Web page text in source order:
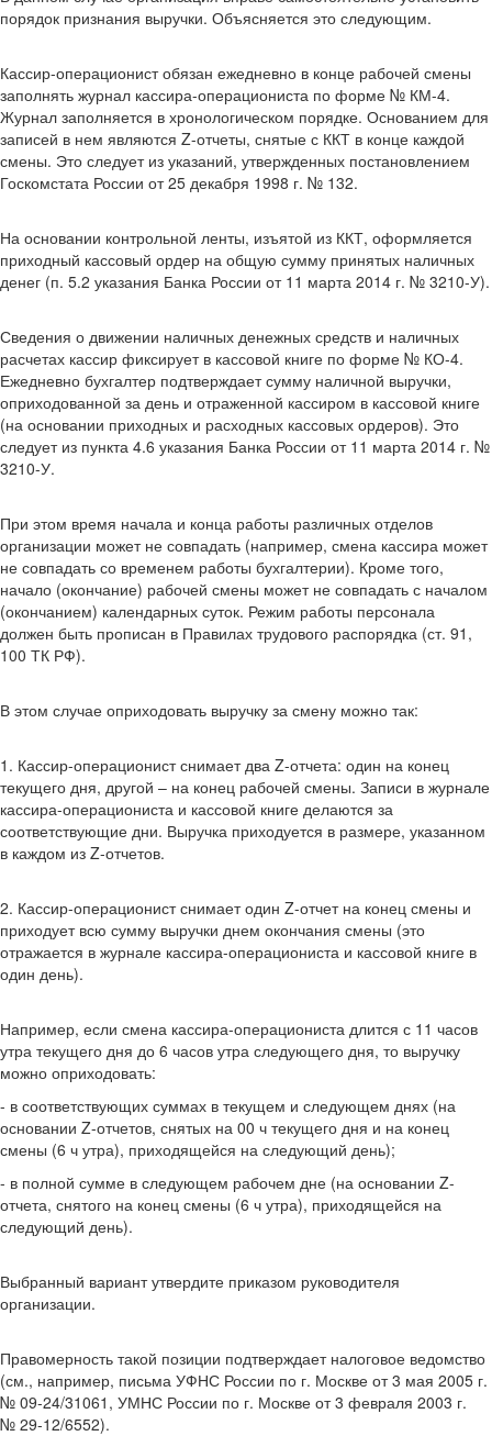
порядок признания выручки. Объясняется это следующим.
Кассир-операционист обязан ежедневно в конце рабочей смены
заполнять журнал кассира-операциониста по форме № КМ-4.
Журнал заполняется в хронологическом порядке. Основанием для
записей в нем являются Z-отчеты, снятые с ККТ в конце каждой
смены. Это следует из указаний, утвержденных постановлением
Госкомстата России от 25 декабря 1998 г. № 132.
На основании контрольной ленты, изъятой из ККТ, оформляется
приходный кассовый ордер на общую сумму принятых наличных
денег (п. 5.2 указания Банка России от 11 марта 2014 г. № 3210-У).
Сведения о движении наличных денежных средств и наличных
расчетах кассир фиксирует в кассовой книге по форме № КО-4.
Ежедневно бухгалтер подтверждает сумму наличной выручки,
оприходованной за день и отраженной кассиром в кассовой книге
(на основании приходных и расходных кассовых ордеров). Это
следует из пункта 4.6 указания Банка России от 11 марта 2014 г. №
3210-У.
При этом время начала и конца работы различных отделов
организации может не совпадать (например, смена кассира может
не совпадать со временем работы бухгалтерии). Кроме того,
начало (окончание) рабочей смены может не совпадать с началом
(окончанием) календарных суток. Режим работы персонала
должен быть прописан в Правилах трудового распорядка (ст. 91,
100 ТК РФ).
В этом случае оприходовать выручку за смену можно так:
1. Кассир-операционист снимает два Z-отчета: один на конец
текущего дня, другой – на конец рабочей смены. Записи в журнале
кассира-операциониста и кассовой книге делаются за
соответствующие дни. Выручка приходуется в размере, указанном
в каждом из Z-отчетов.
2. Кассир-операционист снимает один Z-отчет на конец смены и
приходует всю сумму выручки днем окончания смены (это
отражается в журнале кассира-операциониста и кассовой книге в
один день).
Например, если смена кассира-операциониста длится с 11 часов
утра текущего дня до 6 часов утра следующего дня, то выручку
можно оприходовать:
- в соответствующих суммах в текущем и следующем днях (на
основании Z-отчетов, снятых на 00 ч текущего дня и на конец
смены (6 ч утра), приходящейся на следующий день);
- в полной сумме в следующем рабочем дне (на основании Z-
отчета, снятого на конец смены (6 ч утра), приходящейся на
следующий день).
Выбранный вариант утвердите приказом руководителя
организации.
Правомерность такой позиции подтверждает налоговое ведомство
(см., например, письма УФНС России по г. Москве от 3 мая 2005 г.
№ 09-24/31061, УМНС России по г. Москве от 3 февраля 2003 г.
№ 29-12/6552).